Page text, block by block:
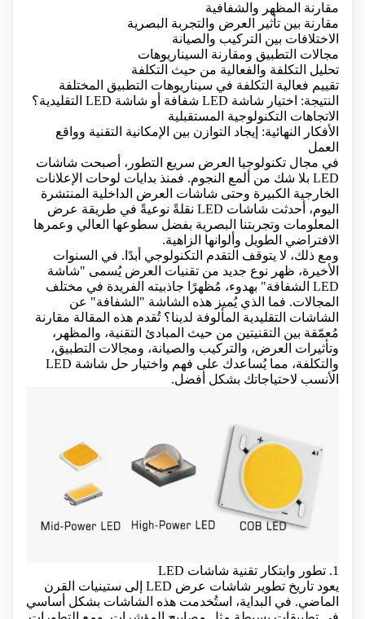
مقارنة المظهر والشفافية
مقارنة بين تأثير العرض والتجربة البصرية
الاختلافات بين التركيب والصيانة
مجالات التطبيق ومقارنة السيناريوهات
تحليل التكلفة والفعالية من حيث التكلفة
تقييم فعالية التكلفة في سيناريوهات التطبيق المختلفة
النتيجة: اختيار شاشة LED شفافة أو شاشة LED التقليدية؟
الاتجاهات التكنولوجية المستقبلية
الأفكار النهائية: إيجاد التوازن بين الإمكانية التقنية وواقع
العمل
في مجال تكنولوجيا العرض سريع التطور، أصبحت شاشات
LED بلا شك من ألمع النجوم. فمنذ بدايات لوحات الإعلانات
الخارجية الكبيرة وحتى شاشات العرض الداخلية المنتشرة
اليوم، أحدثت شاشات LED نقلةً نوعيةً في طريقة عرض
المعلومات وتجربتنا البصرية بفضل سطوعها العالي وعمرها
الافتراضي الطويل وألوانها الزاهية.
ومع ذلك، لا يتوقف التقدم التكنولوجي أبدًا. في السنوات
الأخيرة، ظهر نوع جديد من تقنيات العرض يُسمى "شاشة
LED الشفافة" بهدوء، مُظهرًا جاذبيته الفريدة في مختلف
المجالات. فما الذي يُميز هذه الشاشة "الشفافة" عن
الشاشات التقليدية المألوفة لدينا؟ تُقدم هذه المقالة مقارنة
مُعمّقة بين التقنيتين من حيث المبادئ التقنية، والمظهر،
وتأثيرات العرض، والتركيب والصيانة، ومجالات التطبيق،
والتكلفة، مما يُساعدك على فهم واختيار حل شاشة LED
الأنسب لاحتياجاتك بشكل أفضل.
1. تطور وابتكار تقنية شاشات LED
يعود تاريخ تطوير شاشات عرض LED إلى ستينيات القرن
الماضي. في البداية، استُخدمت هذه الشاشات بشكل أساسي